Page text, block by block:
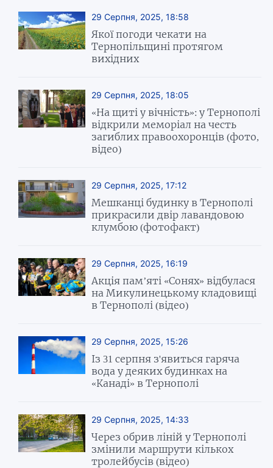
29 Серпня, 2025, 18:58
Якої погоди чекати на
Тернопільщині протягом
вихідних
29 Серпня, 2025, 18:05
«На щиті у вічність»: у Тернополі
відкрили меморіал на честь
загиблих правоохоронців (фото,
відео)
29 Серпня, 2025, 17:12
Мешканці будинку в Тернополі
прикрасили двір лавандовою
клумбою (фотофакт)
29 Серпня, 2025, 16:19
Акція пам’яті «Сонях» відбулася
на Микулинецькому кладовищі
в Тернополі (відео)
29 Серпня, 2025, 15:26
Із 31 серпня з'явиться гаряча
вода у деяких будинках на
«Канаді» в Тернополі
29 Серпня, 2025, 14:33
Через обрив ліній у Тернополі
змінили маршрути кількох
тролейбусів (відео)